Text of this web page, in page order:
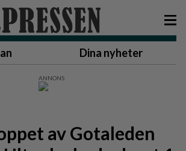
Dina nyheter
av Gotaleden